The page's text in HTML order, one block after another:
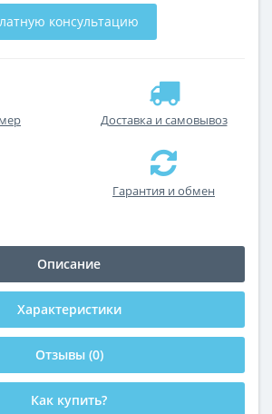
консультацию
Доставка и самовывоз
Гарантия и обмен
Описание
Характеристики
Отзывы (0)
Как купить?